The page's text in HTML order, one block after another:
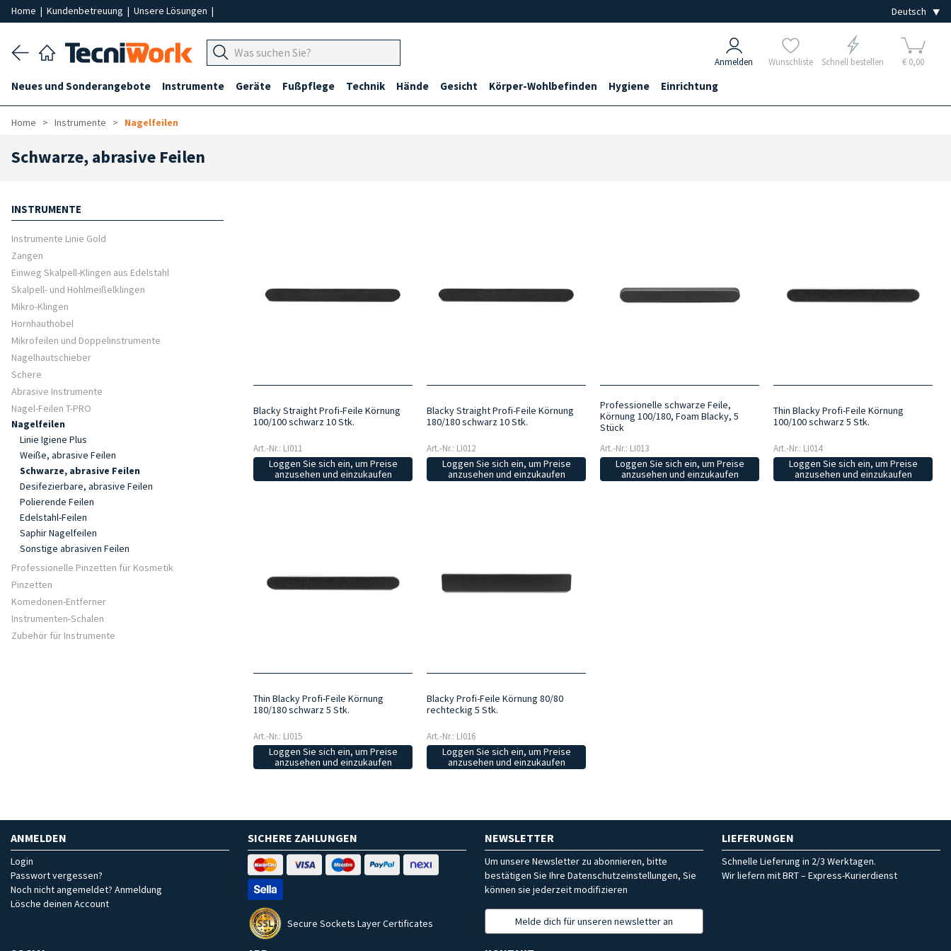
Home | Kundenbetreuung | Unsere Lösungen |
Anmelden Wunschliste Schnell bestellen € 0,00
Neues und Sonderangebote Instrumente Geräte Fußpflege Technik Hände Gesicht Körper-Wohlbefinden Hygiene Einrichtung
Home Instrumente Nagelfeilen
Schwarze, abrasive Feilen
INSTRUMENTE
Instrumente Linie Gold
Zangen
Einweg Skalpell-Klingen aus Edelstahl
Skalpell- und Hohlmeißelklingen
Mikro-Klingen
Hornhauthobel
Mikrofeilen und Doppelinstrumente
Nagelhautschieber
Schere
Abrasive Instrumente
Nagel-Feilen T-PRO
Nagelfeilen
Linie Igiene Plus
Weiße, abrasive Feilen
Schwarze, abrasive Feilen
Desifezierbare, abrasive Feilen
Polierende Feilen
Edelstahl-Feilen
Saphir Nagelfeilen
Sonstige abrasiven Feilen
Professionelle Pinzetten für Kosmetik
Pinzetten
Komedonen-Entferner
Instrumenten-Schalen
Zubehör für Instrumente
Blacky Straight Profi-Feile Körnung
100/100 schwarz 10 Stk.
Art.-Nr.: LI011
Loggen Sie sich ein, um Preise
anzusehen und einzukaufen
Blacky Straight Profi-Feile Körnung
180/180 schwarz 10 Stk.
Art.-Nr.: LI012
Loggen Sie sich ein, um Preise
anzusehen und einzukaufen
Professionelle schwarze Feile,
Körnung 100/180, Foam Blacky, 5
Stück
Art.-Nr.: LI013
Loggen Sie sich ein, um Preise
anzusehen und einzukaufen
Thin Blacky Profi-Feile Körnung
100/100 schwarz 5 Stk.
Art.-Nr.: LI014
Loggen Sie sich ein, um Preise
anzusehen und einzukaufen
Thin Blacky Profi-Feile Körnung
180/180 schwarz 5 Stk.
Art.-Nr.: LI015
Loggen Sie sich ein, um Preise
anzusehen und einzukaufen
Blacky Profi-Feile Körnung 80/80
rechteckig 5 Stk.
Art.-Nr.: LI016
Loggen Sie sich ein, um Preise
anzusehen und einzukaufen
ANMELDEN
Login
Passwort vergessen?
Noch nicht angemeldet? Anmeldung
Lösche deinen Account
SICHERE ZAHLUNGEN
Secure Sockets Layer Certificates
NEWSLETTER
Um unsere Newsletter zu abonnieren, bitte
bestätigen Sie Ihre Datenschutzeinstellungen, Sie
können sie jederzeit modifizieren
Melde dich für unseren newsletter an
LIEFERUNGEN
Schnelle Lieferung in 2/3 Werktagen.
Wir liefern mit BRT – Express-Kurierdienst